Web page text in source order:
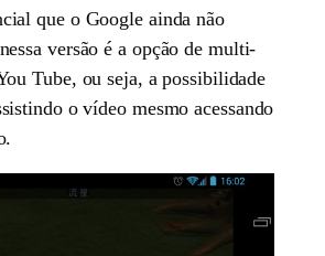
que o Google ainda não
versão é a opção de multi-
Tube, ou seja, a possibilidade
o vídeo mesmo acessando